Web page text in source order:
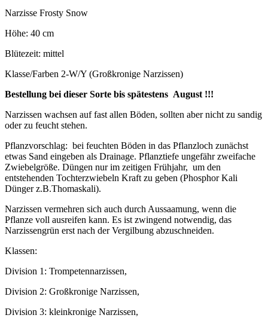
Narzisse Frosty Snow
Höhe: 40 cm
Blütezeit: mittel
Klasse/Farben 2-W/Y (Großkronige Narzissen)
Bestellung bei dieser Sorte bis spätestens August !!!
Narzissen wachsen auf fast allen Böden, sollten aber nicht zu sandig
oder zu feucht stehen.
Pflanzvorschlag: bei feuchten Böden in das Pflanzloch zunächst
etwas Sand eingeben als Drainage. Pflanztiefe ungefähr zweifache
Zwiebelgröße. Düngen nur im zeitigen Frühjahr, um den
entstehenden Tochterzwiebeln Kraft zu geben (Phosphor Kali
Dünger z.B.Thomaskali).
Narzissen vermehren sich auch durch Aussaamung, wenn die
Pflanze voll ausreifen kann. Es ist zwingend notwendig, das
Narzissengrün erst nach der Vergilbung abzuschneiden.
Klassen:
Division 1: Trompetennarzissen,
Division 2: Großkronige Narzissen,
Division 3: kleinkronige Narzissen,